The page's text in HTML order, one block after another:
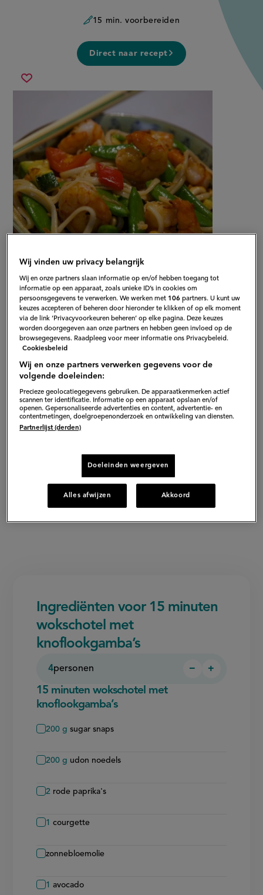
15 min. voorbereiden
Direct naar recept
Sla
15
minuten
knoflookgamba’s
Gepubliceerd op: 17-04-14
Bewerkt op: 13-04-2026
Ingrediënten voor 15 minuten
wokschotel met
knoflookgamba’s
4personen
Persoon
−
Persoon
+
15 minuten wokschotel met
knoflookgamba’s
200 g sugar snaps
200 g udon noedels
2 rode paprika's
1 courgette
zonnebloemolie
1 avocado
Wij vinden uw privacy belangrijk
Wij en onze partners slaan informatie op en/of hebben toegang tot
informatie op een apparaat, zoals unieke ID’s in cookies om
persoonsgegevens te verwerken. We werken met 106 partners. U kunt uw
keuzes accepteren of beheren door hieronder te klikken of op elk moment
via de link ‘Privacyvoorkeuren beheren’ op elke pagina. Deze keuzes
worden doorgegeven aan onze partners en hebben geen invloed op de
browsegegevens. Raadpleeg voor meer informatie ons Privacybeleid.
Cookiesbeleid
Wij en onze partners verwerken gegevens voor de
volgende doeleinden:
Precieze geolocatiegegevens gebruiken. De apparaatkenmerken actief
scannen ter identificatie. Informatie op een apparaat opslaan en/of
openen. Gepersonaliseerde advertenties en content, advertentie- en
contentmetingen, doelgroepenonderzoek en ontwikkeling van diensten.
Partnerlijst (derden)
Doeleinden weergeven
Alles afwijzen Akkoord